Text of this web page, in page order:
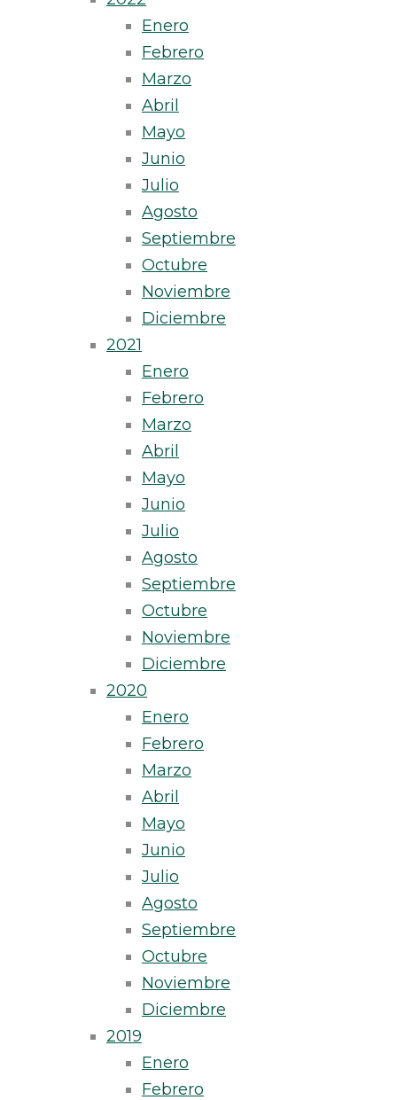
Enero
Febrero
Marzo
Abril
Mayo
Junio
Julio
Agosto
Septiembre
Octubre
Noviembre
Diciembre
2021
Enero
Febrero
Marzo
Abril
Mayo
Junio
Julio
Agosto
Septiembre
Octubre
Noviembre
Diciembre
2020
Enero
Febrero
Marzo
Abril
Mayo
Junio
Julio
Agosto
Septiembre
Octubre
Noviembre
Diciembre
2019
Enero
Febrero